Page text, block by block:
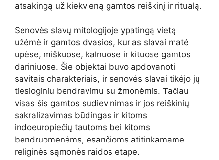
atsakingą už kiekvieną gamtos reiškinį ir ritualą.
Senovės slavų mitologijoje ypatingą vietą
užėmė ir gamtos dvasios, kurias slavai matė
upėse, miškuose, kalnuose ir kituose gamtos
dariniuose. Šie objektai buvo apdovanoti
savitais charakteriais, ir senovės slavai tikėjo jų
tiesioginiu bendravimu su žmonėmis. Tačiau
visas šis gamtos sudievinimas ir jos reiškinių
sakralizavimas būdingas ir kitoms
indoeuropiečių tautoms bei kitoms
bendruomenėms, esančioms atitinkamame
religinės sąmonės raidos etape.